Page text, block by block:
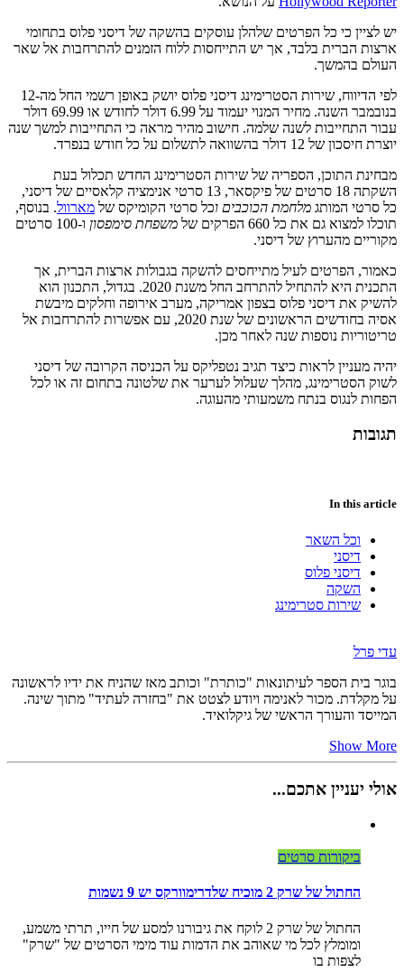
יש לציין כי כל הפרטים שלהלן עוסקים בהשקה של דיסני פלוס בתחומי
ארצות הברית בלבד, אך יש התייחסות ללוח הזמנים להתרחבות אל שאר
העולם בהמשך.
לפי הדיווח, שירות הסטרימינג דיסני פלוס יושק באופן רשמי החל מה-12
בנובמבר השנה. מחיר המנוי יעמוד על 6.99 דולר לחודש או 69.99 דולר
עבור התחייבות לשנה שלמה. חישוב מהיר מראה כי התחייבות למשך שנה
יוצרת חיסכון של 12 דולר בהשוואה לתשלום על כל חודש בנפרד.
מבחינת התוכן, הספריה של שירות הסטרימינג החדש תכלול בעת
השקתה 18 סרטים של פיקסאר, 13 סרטי אנימציה קלאסיים של דיסני,
כל סרטי המותג מלחמת הכוכבים וכל סרטי הקומיקס של מארוול. בנוסף,
תוכלו למצוא גם את כל 660 הפרקים של
משפחת סימפסון
ו-100 סרטים
מקוריים מהערוץ של דיסני.
כאמור, הפרטים לעיל מתייחסים להשקה בגבולות ארצות הברית, אך
התכנית היא להתחיל להתרחב החל משנת 2020. בגדול, התכנון הוא
להשיק את דיסני פלוס בצפון אמריקה, מערב אירופה וחלקים מיבשת
אסיה בחודשים הראשונים של שנת 2020, עם אפשרות להתרחבות אל
טריטוריות נוספות שנה לאחר מכן.
יהיה מעניין לראות כיצד תגיב נטפליקס על הכניסה הקרובה של דיסני
לשוק הסטרימינג, מהלך שעלול לערער את שלטונה בתחום זה או לכל
הפחות לנגוס בנתח משמעותי מהעוגה.
תגובות
In this article
וכל השאר
דיסני
דיסני פלוס
השקה
שירות סטרימינג
עדי פרל
בוגר בית הספר לעיתונאות "כותרת" וכותב מאז שהניח את ידיו לראשונה
על מקלדת. מכור לאנימה ויודע לצטט את "בחזרה לעתיד" מתוך שינה.
המייסד והעורך הראשי של גיקלואיד.
Show More
אולי יעניין אתכם...
ביקורות סרטים
החתול של שרק 2 מוכיח שלדרימוורקס יש 9 נשמות
החתול של שרק 2 לוקח את גיבורנו למסע של חייו, תרתי משמע,
ומומלץ לכל מי שאוהב את הדמות עוד מימי הסרטים של "שרק"
לצפות בו